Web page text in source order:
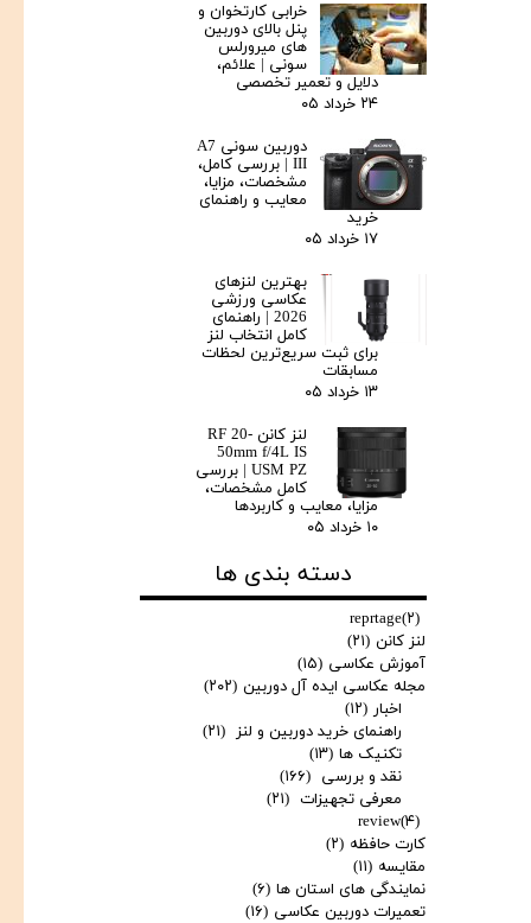
خرابی کارتخوان و
پنل بالای دوربین‌
های میرورلس
سونی | علائم،
دلایل و تعمیر تخصصی
۲۴ خرداد ۰۵
دوربین سونی A7
III | بررسی کامل،
مشخصات، مزایا،
معایب و راهنمای
خرید
۱۷ خرداد ۰۵
بهترین لنزهای
عکاسی ورزشی
2026 | راهنمای
کامل انتخاب لنز
برای ثبت سریع‌ترین لحظات
مسابقات
۱۳ خرداد ۰۵
لنز کانن RF 20-
50mm f/4L IS
USM PZ | بررسی
کامل مشخصات،
مزایا، معایب و کاربردها
۱۰ خرداد ۰۵
دسته بندی ها
reprtage(۲)
لنز کانن (۲۱)
آموزش عکاسی (۱۵)
مجله عکاسی ایده آل دوربین (۲۰۲)
اخبار (۱۲)
راهنمای خرید دوربین و لنز (۲۱)
تکنیک ها (۱۳)
نقد و بررسی (۱۶۶)
معرفی تجهیزات (۲۱)
review(۴)
کارت حافظه (۲)
مقایسه (۱۱)
نمایندگی های استان ها (۶)
تعمیرات دوربین عکاسی (۱۶)